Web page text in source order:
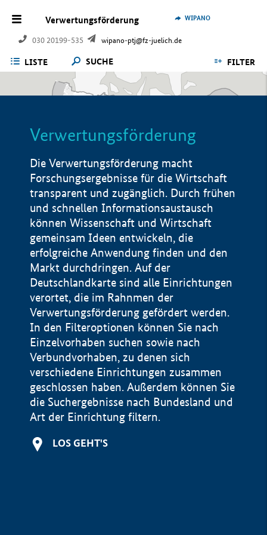
Verwertungsförderung
030 20199-535 wipano-ptj@fz-juelich.de
WIPANO
LISTE SUCHE FILTER
Verwertungsförderung
Die Verwertungsförderung macht
Forschungsergebnisse für die Wirtschaft
transparent und zugänglich. Durch frühen
und schnellen Informationsaustausch
können Wissenschaft und Wirtschaft
gemeinsam Ideen entwickeln, die
erfolgreiche Anwendung finden und den
Markt durchdringen. Auf der
Deutschlandkarte sind alle Einrichtungen
verortet, die im Rahnmen der
Verwertungsförderung gefördert werden.
In den Filteroptionen können Sie nach
Einzelvorhaben suchen sowie nach
Verbundvorhaben, zu denen sich
verschiedene Einrichtungen zusammen
geschlossen haben. Außerdem können Sie
die Suchergebnisse nach Bundesland und
Art der Einrichtung filtern.
LOS GEHT'S